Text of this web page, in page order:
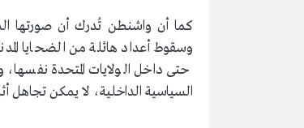
كما أن واشنطن تُدرك أن صورتها
وسقوط أعداد هائلة من الضحايا
حتى داخل الولايات المتحدة
السياسية الداخلية، لا يمكن تجاهل